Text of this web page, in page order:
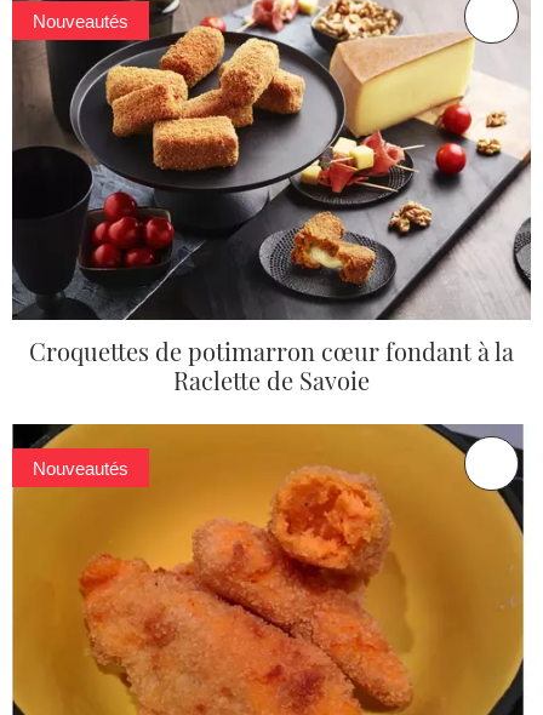
Nouveautés
Croquettes de potimarron cœur fondant à la
Raclette de Savoie
Nouveautés